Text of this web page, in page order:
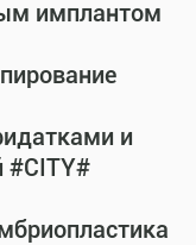
имплантом
и
#CITY#